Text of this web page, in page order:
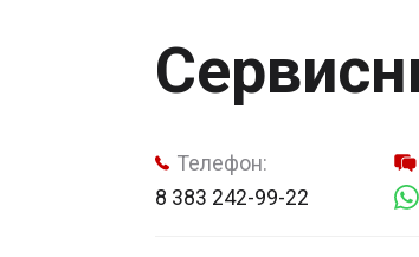
Телефон:
8 383 242-99-22